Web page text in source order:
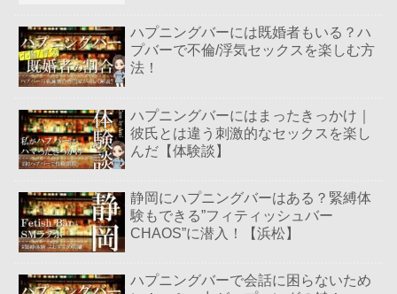
ハプニングバーには既婚者もいる？ハ
プバーで不倫/浮気セックスを楽しむ方
法！
ハプニングバーにはまったきっかけ｜
彼氏とは違う刺激的なセックスを楽し
んだ【体験談】
静岡にハプニングバーはある？緊縛体
験もできる”フィティッシュバー
CHAOS”に潜入！【浜松】
ハプニングバーで会話に困らないため